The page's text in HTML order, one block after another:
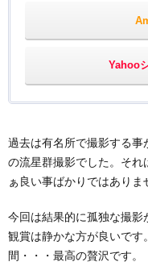
Yahoo
過去は有名所で撮影する
の流星群撮影でした。それ
ぁ良い事ばかりではありま
今回は結果的に孤独な撮
観賞は静かな方が良いで
間・・・最高の贅沢です。